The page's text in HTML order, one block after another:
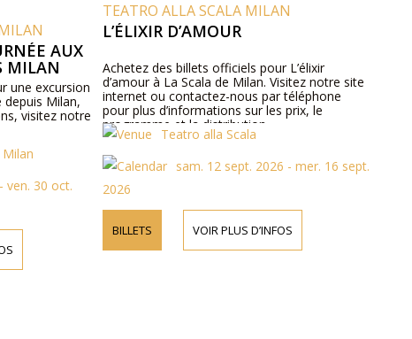
AUX
MILAN
une excursion
depuis Milan,
visitez notre
ven. 30 oct.
TEATRO ALLA SCALA MILAN
L’ÉLIXIR D’AMOUR
Achetez des billets officiels pour L’élixir
d’amour à La Scala de Milan. Visitez notre site
internet ou contactez-nous par téléphone
pour plus d’informations sur les prix, le
programme et la distribution.
Teatro alla Scala
sam. 12 sept. 2026 - mer. 16 sept.
2026
BILLETS VOIR PLUS D’INFOS